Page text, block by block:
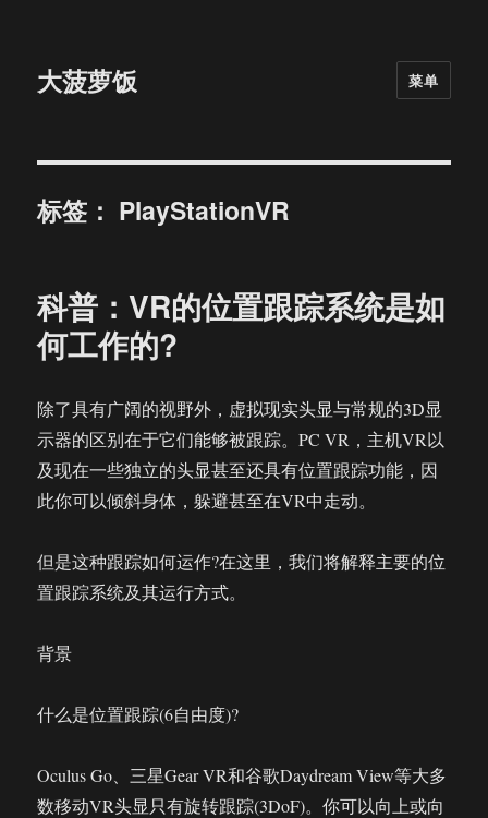
大菠萝饭 菜单
标签： PlayStationVR
科普：VR的位置跟踪系统是如
何工作的?
除了具有广阔的视野外，虚拟现实头显与常规的3D显
示器的区别在于它们能够被跟踪。PC VR，主机VR以
及现在一些独立的头显甚至还具有位置跟踪功能，因
此你可以倾斜身体，躲避甚至在VR中走动。
但是这种跟踪如何运作?在这里，我们将解释主要的位
置跟踪系统及其运行方式。
背景
什么是位置跟踪(6自由度)?
Oculus Go、三星Gear VR和谷歌Daydream View等大多
数移动VR头显只有旋转跟踪(3DoF)。你可以向上或向